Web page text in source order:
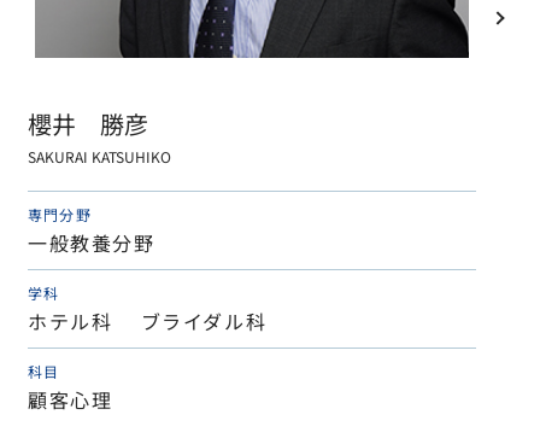
櫻井 勝彦
SAKURAI KATSUHIKO
専門分野
一般教養分野
学科
ホテル科 ブライダル科
科目
顧客心理